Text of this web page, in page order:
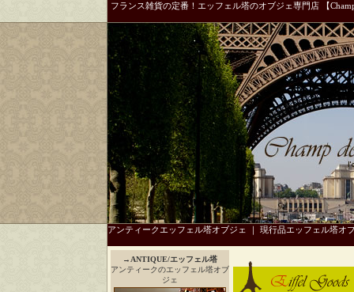
フランス雑貨の定番！エッフェル塔のオブジェ専門店 【
アンティークエッフェル塔オブジェ ｜ 現行品エッフェル塔オ
→ ANTIQUE/エッフェル塔
アンティークのエッフェル塔オブ
ジェ